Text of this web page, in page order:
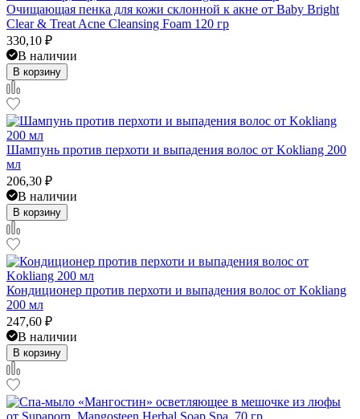
Очищающая пенка для кожи склонной к акне от Baby Bright
Clear & Treat Acne Cleansing Foam 120 гр
330,10 ₽
В наличии
В корзину
Шампунь против перхоти и выпадения волос от Kokliang 200
мл
206,30 ₽
В наличии
В корзину
Кондиционер против перхоти и выпадения волос от Kokliang
200 мл
247,60 ₽
В наличии
В корзину